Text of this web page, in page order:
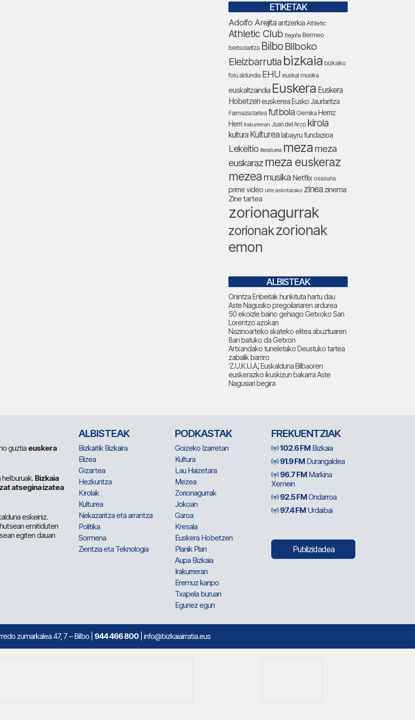
ETIKETAK
Adolfo Arejitaantzerkia Athletic
Athletic Club Begoña Bermeo
bertsolaritza Bilbo Bilboko
Eleizbarrutia bizkaia bizkaiko
foru aldundia EHU euskal musika
euskaltzaindia Euskera Euskera
Hobetzeneuskerea Eusko Jaurlaritza
Farmazia tartea futbola Gernika Herriz
Herri Irakurrieran Juan del Arco kirola
kultura Kulturealabayru fundazioa
Lekeitio literaturea meza meza
euskaraz meza euskeraz
mezea musika Netflix osasuna
prime video urte askotarako zinea zinema
Zine tartea
zorionagurrak
zorionakzorionak
emon
ALBISTEAK
Onintza Enbeitak hunkituta hartu dau
Aste Nagusiko pregoilariaren ardurea
50 ekoizle baino gehiago Getxoko San
Lorentzo azokan
Nazinoarteko skateko elitea abuztuaren
8an batuko da Getxon
Artxandako tuneletako Deustuko tartea
zabalik barriro
‘Z.U.K.U.A.’, Euskalduna Bilbaoren
euskerazko ikuskizun bakarra Aste
Nagusiari begira
guztia euskera
Bizkaia
atsegina izatea
eskeiniz.
emitiduten
egiten dauan
ALBISTEAK
Bizkaitik Bizkaira
Elizea
Gizartea
Hezkuntza
Kirolak
Kulturea
Nekazaritza eta arrantza
Politika
Sormena
Zientzia eta Teknologia
PODKASTAK
Goizeko Izarretan
Kultura
Lau Haizetara
Mezea
Zorionagurrak
Jokoan
Garoa
Kresala
Euskera Hobetzen
Planik Plan
Aupa Bizkaia
Irakurrieran
Eremuz kanpo
Txapela buruan
Egunez egun
FREKUENTZIAK
102.6 FM Bizkaia
91.9 FM Durangaldea
96.7 FM Markina
Xemein
92.5 FMOndarroa
97.4 FM Urdaibai
Publizidadea
zumarkalea 47, 7 – Bilbo | 944 466 800 | info@bizkaiairratia.eus